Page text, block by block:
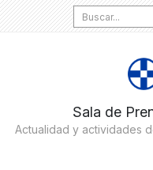
Search
for: